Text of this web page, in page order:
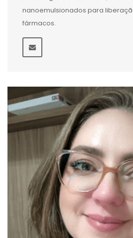
nanoemulsionados para
fármacos.